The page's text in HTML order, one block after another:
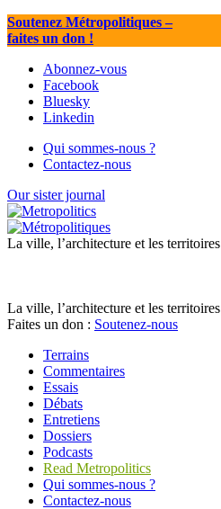
Soutenez Métropolitiques–
faites un don !
Abonnez-vous
Facebook
Bluesky
Linkedin
Qui sommes-nous ?
Contactez-nous
Our sister journal
La ville, l’architecture et les territoires
La ville, l’architecture et les territoires
Faites un don : Soutenez-nous
Terrains
Commentaires
Essais
Débats
Entretiens
Dossiers
Podcasts
Read Metropolitics
Qui sommes-nous ?
Contactez-nous